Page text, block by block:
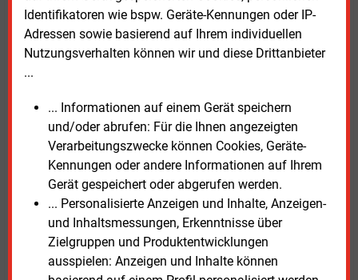
Identifikatoren wie bspw. Geräte-Kennungen oder IP-
Adressen sowie basierend auf Ihrem individuellen
Nutzungsverhalten können wir und diese Drittanbieter
...
... Informationen auf einem Gerät speichern
und/oder abrufen: Für die Ihnen angezeigten
Verarbeitungszwecke können Cookies, Geräte-
Kennungen oder andere Informationen auf Ihrem
Gerät gespeichert oder abgerufen werden.
... Personalisierte Anzeigen und Inhalte, Anzeigen-
und Inhaltsmessungen, Erkenntnisse über
Zielgruppen und Produktentwicklungen
ausspielen: Anzeigen und Inhalte können
Deutschland ausgebaut. Nach Angaben des BSI wird
sich der Kreis der regulierten Einrichtungen von
derzeit rund 4.500 auf 29.500 vergrößern. Dazu
zählen künftig auch viele Unternehmen außerhalb der
klassischen kritischen Infrastrukturen. Für sie gelten
neue Pflichten wie Registrierung, Meldung erheblicher
Sicherheitsvorfälle sowie Umsetzung technischer und
organisatorischer Maßnahmen – etwa
Risikobewertungen, Sicherheitskonzepte oder
Maßnahmen zur Absicherung der Lieferkette.
BSI-Präsidentin Claudia Plattner erklärte: „Mit dem
heutigen Regierungsentwurf geht Deutschland einen
wichtigen Schritt in Richtung einer resilienten
Cybernation.“ Besonders betonte sie die